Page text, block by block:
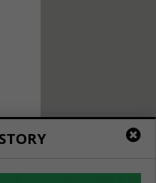
metering)
Παπαναστασίου